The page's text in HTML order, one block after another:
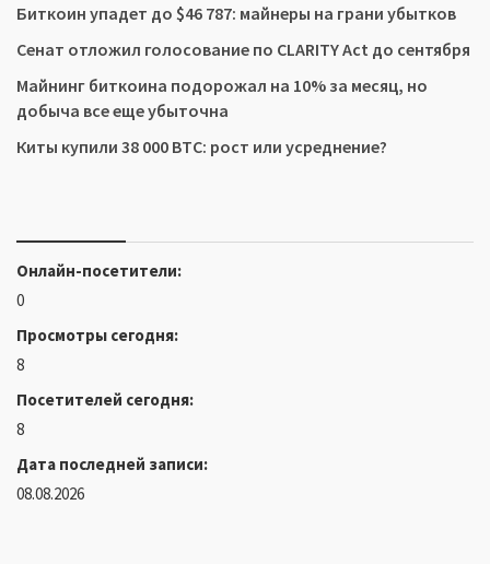
Биткоин упадет до $46 787: майнеры на грани убытков
Сенат отложил голосование по CLARITY Act до сентября
Майнинг биткоина подорожал на 10% за месяц, но
добыча все еще убыточна
Киты купили 38 000 BTC: рост или усреднение?
Онлайн-посетители:
0
Просмотры сегодня:
8
Посетителей сегодня:
8
Дата последней записи:
08.08.2026